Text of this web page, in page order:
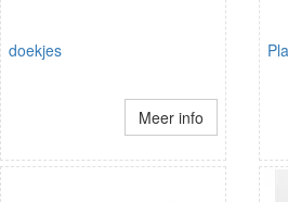
doekjes
Meer info